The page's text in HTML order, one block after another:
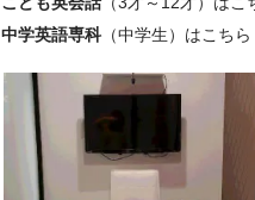
中学英語専科（中学生）はこちら